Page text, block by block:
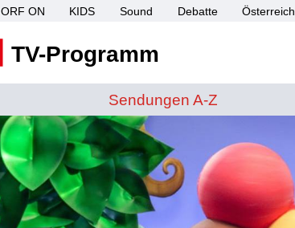
ORF ON KIDS Sound Debatte Österreich
TV-Programm
Sendungen von A bis Z
Sendungen A-Z